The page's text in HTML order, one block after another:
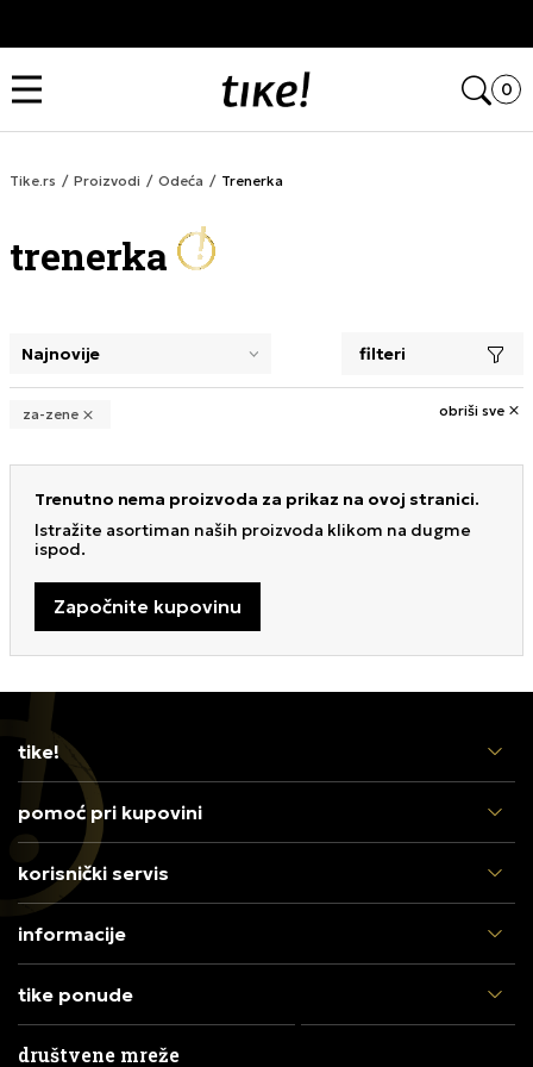
0
Tike.rs Proizvodi Odeća Trenerka
trenerka
selecting a filter closes the filters and loads new
filteri
za-zene obriši sve
Trenutno nema proizvoda za prikaz na ovoj stranici.
Istražite asortiman naših proizvoda klikom na dugme
ispod.
Započnite kupovinu
tike!
pomoć pri kupovini
korisnički servis
informacije
tike ponude
društvene mreže